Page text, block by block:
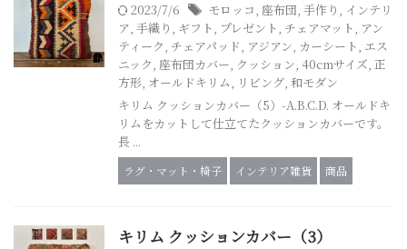
2023/7/6 モロッコ, 座布団, 手作り , インテリ
ア, 手織り , ギフト, プレゼント, チェアマット, アン
ティーク, チェアパッド, アジアン, カーシート, エス
ニック, 座布団カバー, クッション, 40cmサイズ, 正
方形, オールドキリム, リビング, 和モダン
キリム クッションカバー（5）-A.B.C.D. オールドキ
リムをカットして仕立てたクッションカバーです。
長 ...
ラグ・マット・椅子 インテリア雑貨 商品
キリム クッションカバー（3）